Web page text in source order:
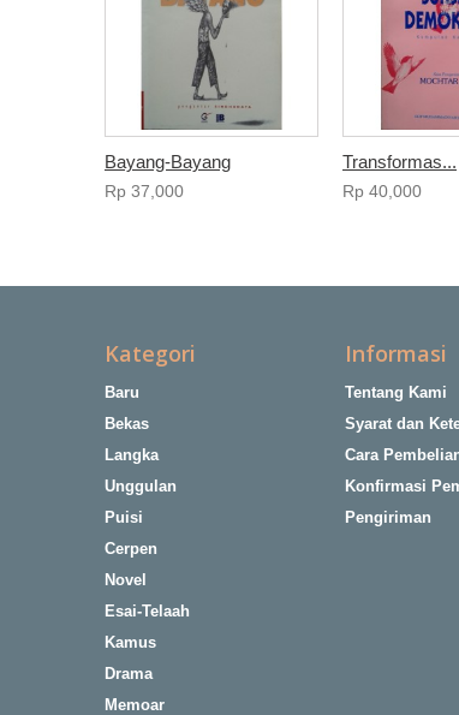
Bayang-Bayang
Rp‎ 37,000
Transformas...
Rp‎ 40,000
Kategori
Baru
Bekas
Langka
Unggulan
Puisi
Cerpen
Novel
Esai-Telaah
Kamus
Drama
Memoar
Informasi
Tentang Kami
Syarat dan
Cara
Konfirmasi
Pengiriman